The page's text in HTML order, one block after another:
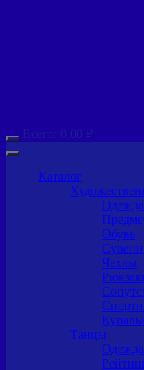
Всего: 0,00 ₽
Каталог
Одежда
Обувь
Чехлы
Танцы
Одежда